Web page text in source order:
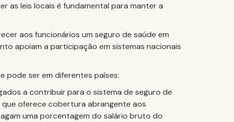
as leis locais é fundamental para manter a
aos funcionários um seguro de saúde em
apoiam a participação em sistemas nacionais
pode ser em diferentes países:
a contribuir para o sistema de seguro de
que oferece cobertura abrangente aos
uma porcentagem do salário bruto do